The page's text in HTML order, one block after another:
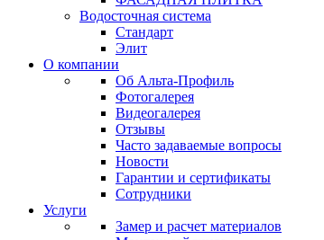
Водосточная система
Стандарт
Элит
О компании
Об Альта-Профиль
Фотогалерея
Видеогалерея
Отзывы
Часто задаваемые вопросы
Новости
Гарантии и сертификаты
Сотрудники
Услуги
Замер и расчет материалов